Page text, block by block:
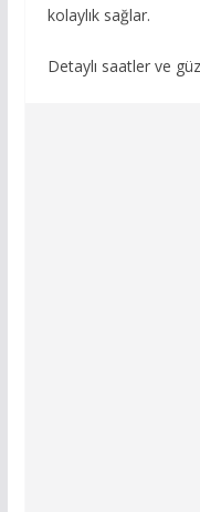
kolaylık sağlar.
Detaylı saatler ve